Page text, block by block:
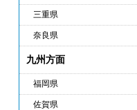
三重県
奈良県
九州方面
福岡県
佐賀県